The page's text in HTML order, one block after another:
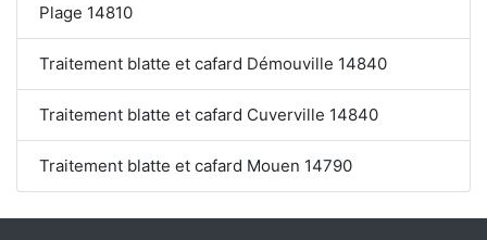
Plage 14810
Traitement blatte et cafard Démouville 14840
Traitement blatte et cafard Cuverville 14840
Traitement blatte et cafard Mouen 14790